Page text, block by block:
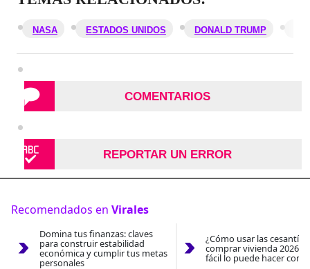
NASA ESTADOS UNIDOS DONALD TRUMP
COMENTARIOS
REPORTAR UN ERROR
Recomendados en Virales
Domina tus finanzas: claves
para construir estabilidad
económica y cumplir tus metas
personales
¿Cómo usar las
comprar vivienda 2026?
fácil lo puede hacer con